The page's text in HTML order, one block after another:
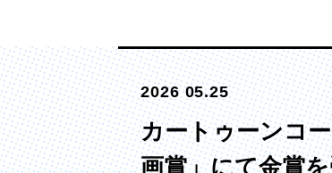
人文学部
歴史コース
文学コース
社会コース
国際文化コース
2026 05.25
カートゥーンコ
画賞」にて金賞